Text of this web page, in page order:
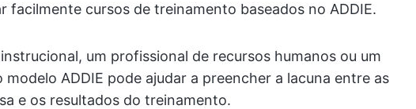
facilmente cursos de treinamento baseados no ADDIE.
um profissional de recursos humanos ou um
ADDIE pode ajudar a preencher a lacuna entre as
e os resultados do treinamento.